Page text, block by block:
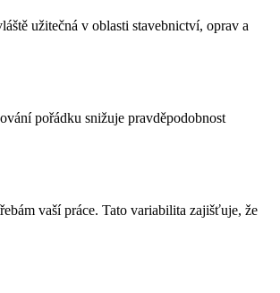
užitečná v oblasti stavebnictví, oprav a
pořádku snižuje pravděpodobnost
vaší práce. Tato variabilita zajišťuje, že